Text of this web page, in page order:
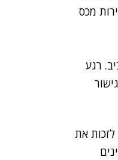
מכס
רגע
את